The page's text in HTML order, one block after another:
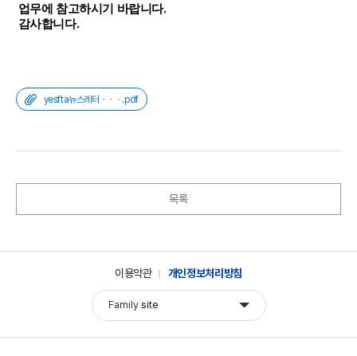
업무에 참고하시기 바랍니다.
감사합니다.
yesfta뉴스레터ㆍㆍㆍ.pdf
목록
이용약관 개인정보처리방침
Family site